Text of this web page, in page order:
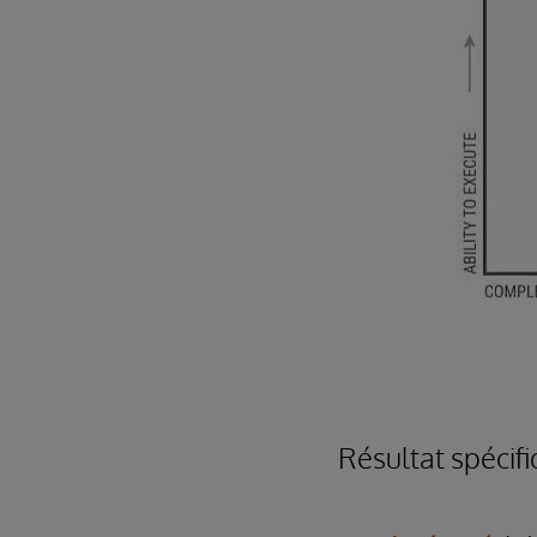
Résultat